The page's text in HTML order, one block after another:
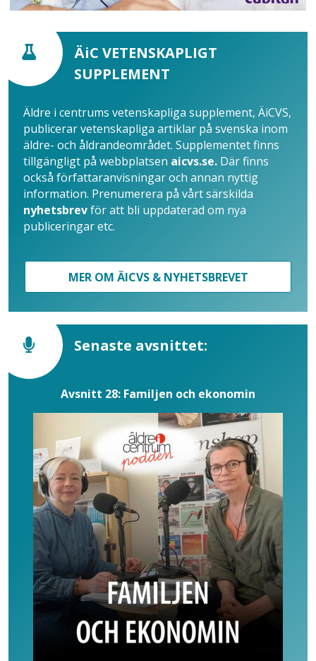
ÄiC VETENSKAPLIGT
SUPPLEMENT
Äldre i centrums vetenskapliga supplement, ÄiCVS,
publicerar vetenskapliga artiklar på svenska inom
äldre- och åldrandeområdet. Supplementet finns
tillgängligt på webbplatsen aicvs.se. Där finns
också författaranvisningar och annan nyttig
information. Prenumerera på vårt särskilda
nyhetsbrevför att bli uppdaterad om nya
publiceringar etc.
MER OM ÄICVS & NYHETSBREVET
Senaste avsnittet:
Avsnitt 28: Familjen och ekonomin